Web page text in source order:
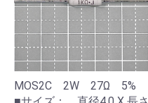
MOS2C 2W 27Ω 5%